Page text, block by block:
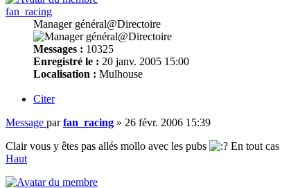
fan_racing
Manager général@Directoire
Messages : 10325
Enregistré le : 20 janv. 2005 15:00
Localisation : Mulhouse
Citer
Message parfan_racing » 26 févr. 2006 15:39
Clair vous y êtes pas allés mollo avec les pubs
En tout cas
Haut